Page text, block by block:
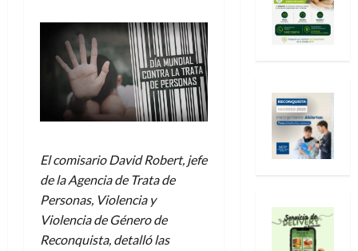
El comisario David Robert, jefe
de la Agencia de Trata de
Personas, Violencia y
Violencia de Género de
Reconquista, detalló las